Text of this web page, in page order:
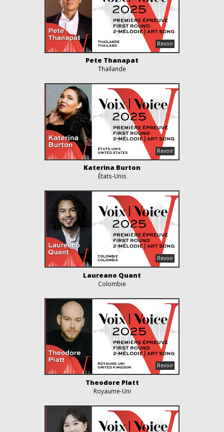
Pete Thanapat
Thaïlande
Katerina Burton
États-Unis
Laureano Quant
Colombie
Theodore Platt
Royaume-Uni